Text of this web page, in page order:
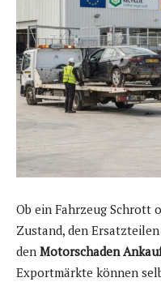
Ob ein Fahrzeug Schrott
Zustand, den
den Motorschaden
Exportmärkte können